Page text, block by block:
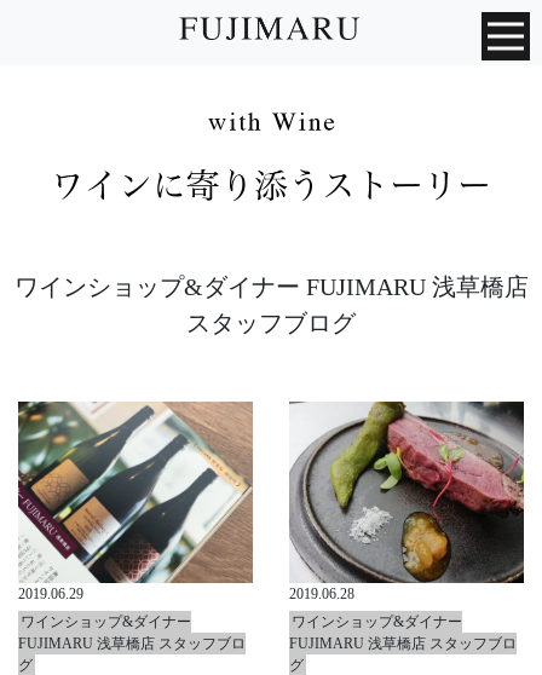
ワインショップ&ダイナー FUJIMARU 浅草橋店
スタッフブログ
2019.06.29
ワインショップ&ダイナー
FUJIMARU 浅草橋店 スタッフブロ
グ
2019.06.28
ワインショップ&ダイナー
FUJIMARU 浅草橋店 スタッフブロ
グ